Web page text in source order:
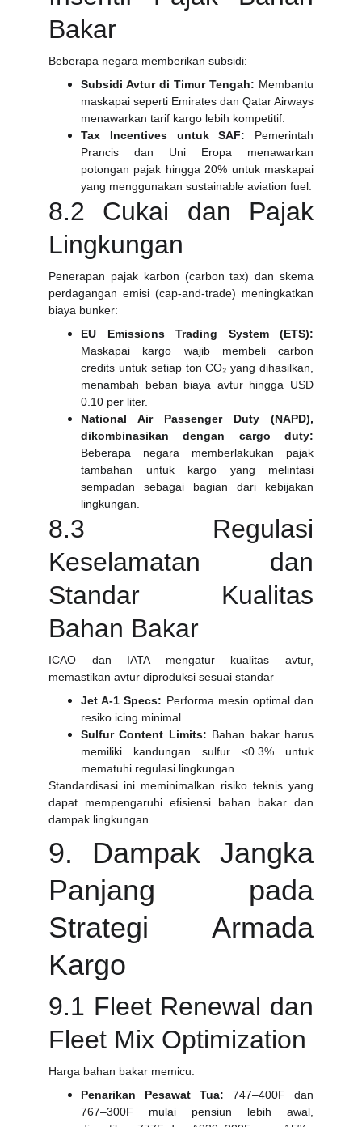
Bakar
Beberapa negara memberikan subsidi:
Subsidi Avtur di Timur Tengah: Membantu
maskapai seperti Emirates dan Qatar Airways
menawarkan tarif kargo lebih kompetitif.
Tax Incentives untuk SAF: Pemerintah
Prancis dan Uni Eropa menawarkan
potongan pajak hingga 20% untuk maskapai
yang menggunakan sustainable aviation fuel.
8.2 Cukai dan Pajak
Lingkungan
Penerapan pajak karbon (carbon tax) dan skema
perdagangan emisi (cap-and-trade) meningkatkan
biaya bunker:
EU Emissions Trading System (ETS):
Maskapai kargo wajib membeli carbon
credits untuk setiap ton CO₂ yang dihasilkan,
menambah beban biaya avtur hingga USD
0.10 per liter.
National Air Passenger Duty (NAPD),
dikombinasikan dengan cargo duty:
Beberapa negara memberlakukan pajak
tambahan untuk kargo yang melintasi
sempadan sebagai bagian dari kebijakan
lingkungan.
8.3 Regulasi
Keselamatan dan
Standar Kualitas
Bahan Bakar
ICAO dan IATA mengatur kualitas avtur,
memastikan avtur diproduksi sesuai standar
Jet A-1 Specs: Performa mesin optimal dan
resiko icing minimal.
Sulfur Content Limits: Bahan bakar harus
memiliki kandungan sulfur <0.3% untuk
mematuhi regulasi lingkungan.
Standardisasi ini meminimalkan risiko teknis yang
dapat mempengaruhi efisiensi bahan bakar dan
dampak lingkungan.
9. Dampak Jangka
Panjang pada
Strategi Armada
Kargo
9.1 Fleet Renewal dan
Fleet Mix Optimization
Harga bahan bakar memicu:
Penarikan Pesawat Tua: 747–400F dan
767–300F mulai pensiun lebih awal,